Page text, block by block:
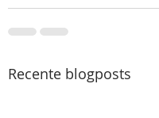
Recente blogposts